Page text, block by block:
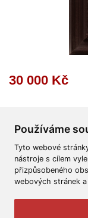
Používáme
Tyto webové
nástroje s cílem
přizpůsobeného
webových stránek
30 000 Kč
Všeobecné obchodní